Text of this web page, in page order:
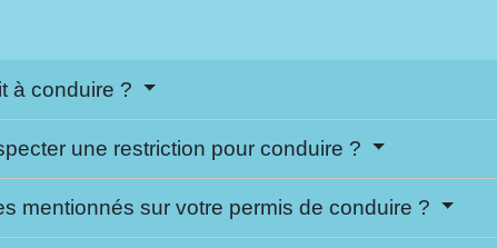
à conduire ?
une restriction pour conduire ?
mentionnés sur votre permis de conduire ?